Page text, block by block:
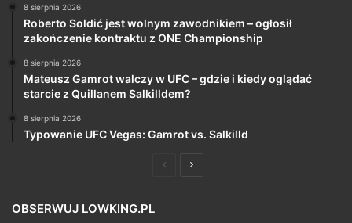
8 sierpnia 2026
Roberto Soldić jest wolnym zawodnikiem – ogłosił
zakończenie kontraktu z ONE Championship
8 sierpnia 2026
Mateusz Gamrot walczy w UFC – gdzie i kiedy oglądać
starcie z Quillanem Salkilldem?
8 sierpnia 2026
Typowanie UFC Vegas: Gamrot vs. Salkilld
PoprzedniaNastępna
OBSERWUJ LOWKING.PL